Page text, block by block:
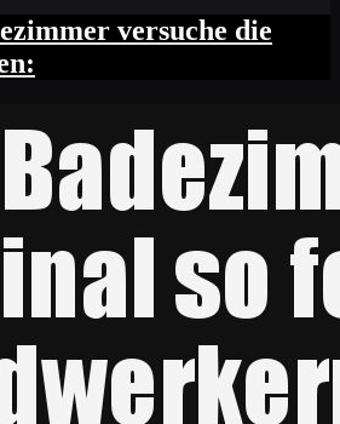
versuche die